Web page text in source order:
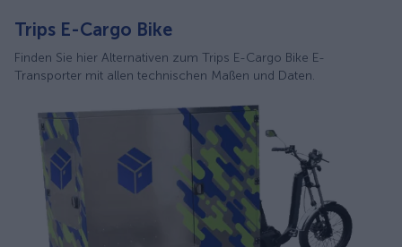
Trips E-Cargo Bike
Finden Sie hier Alternativen zum Trips E-Cargo Bike E-
Transporter mit allen technischen Maßen und Daten.